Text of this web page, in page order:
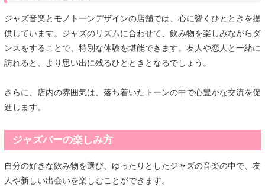
ジャズ音楽とモノトーンデザインの店舗では、心に響くひとときを提
供しています。ジャズのリズムに合わせて、飲み物を楽しみながらダ
ンスをすることで、特別な体験を堪能できます。友人や恋人と一緒に
訪れると、より思い出に残るひとときとなるでしょう。
さらに、店内の雰囲気は、落ち着いたトーンの中で心豊かな交流を促
進します。
ジャズバーの楽しみ方
自分の好きな飲み物を選び、ゆったりとしたジャズの音楽の中で、友
人や新しい出会いを楽しむことができます。